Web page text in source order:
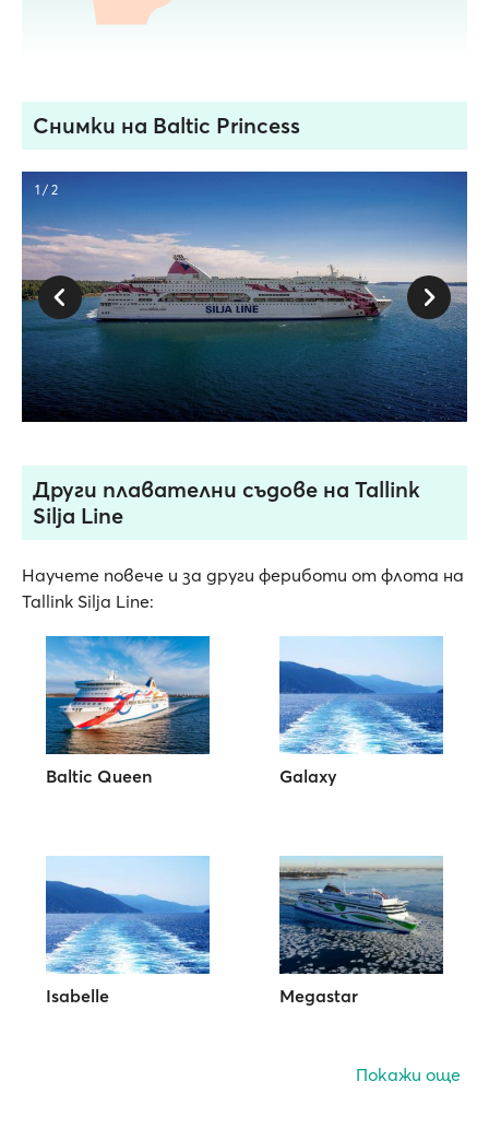
Снимки на Baltic Princess
1 / 2
Други плавателни съдове на Tallink
Silja Line
Научете повече и за други фериботи от флота на
Tallink Silja Line:
Baltic Queen Galaxy
Isabelle Megastar
Покажи още